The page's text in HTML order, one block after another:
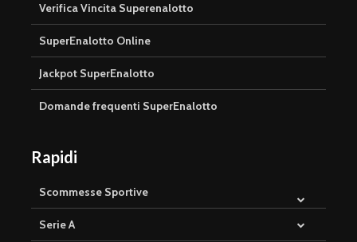
Verifica Vincita Superenalotto
SuperEnalotto Online
Jackpot SuperEnalotto
Domande frequenti SuperEnalotto
Rapidi
Scommesse Sportive
Serie A